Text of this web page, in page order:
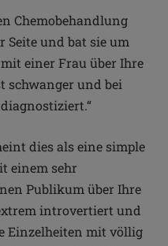
Chemobehandlung
Seite und bat sie um
einer Frau über Ihre
schwanger und bei
dies als eine simple
einem sehr
Publikum über Ihre
introvertiert und
Einzelheiten mit völlig